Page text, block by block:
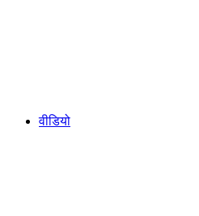
वीडियो